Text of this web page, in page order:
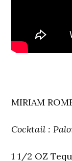
MIRIAM
Cocktail :
1 1/2 OZ